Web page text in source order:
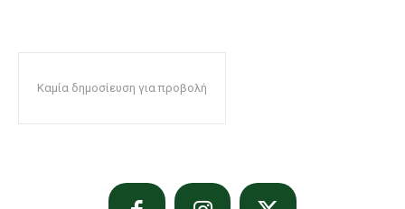
Καμία δημοσίευση για προβολή